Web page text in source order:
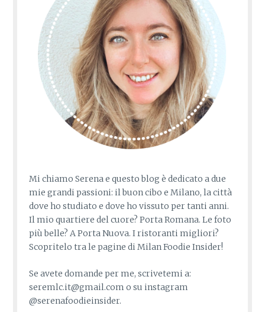
Mi chiamo Serena e questo blog è dedicato a due
mie grandi passioni: il buon cibo e Milano, la città
dove ho studiato e dove ho vissuto per tanti anni.
Il mio quartiere del cuore? Porta Romana. Le foto
più belle? A Porta Nuova. I ristoranti migliori?
Scopritelo tra le pagine di Milan Foodie Insider!
Se avete domande per me, scrivetemi a:
seremlc.it@gmail.com o su instagram
@serenafoodieinsider.